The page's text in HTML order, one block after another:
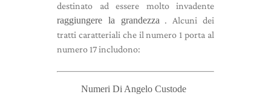
destinato ad essere molto invadente
raggiungere la grandezza . Alcuni dei
tratti caratteriali che il numero 1 porta al
numero 17 includono:
Numeri Di Angelo Custode